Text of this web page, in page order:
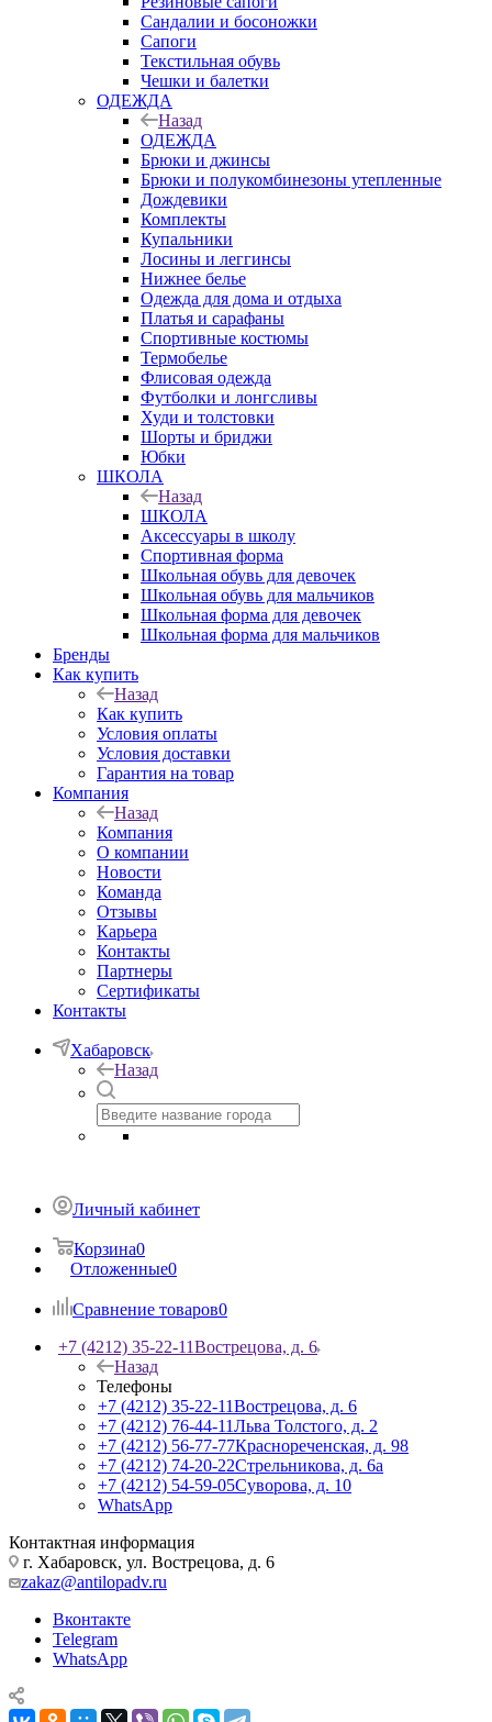
Сандалии и босоножки
Сапоги
Текстильная обувь
Чешки и балетки
ОДЕЖДА
Назад
ОДЕЖДА
Брюки и джинсы
Брюки и полукомбинезоны утепленные
Дождевики
Комплекты
Купальники
Лосины и леггинсы
Нижнее белье
Одежда для дома и отдыха
Платья и сарафаны
Спортивные костюмы
Термобелье
Флисовая одежда
Футболки и лонгсливы
Худи и толстовки
Шорты и бриджи
Юбки
ШКОЛА
Назад
ШКОЛА
Аксессуары в школу
Спортивная форма
Школьная обувь для девочек
Школьная обувь для мальчиков
Школьная форма для девочек
Школьная форма для мальчиков
Бренды
Как купить
Назад
Как купить
Условия оплаты
Условия доставки
Гарантия на товар
Компания
Назад
Компания
О компании
Новости
Команда
Отзывы
Карьера
Контакты
Партнеры
Сертификаты
Контакты
Хабаровск
Назад
Личный кабинет
Корзина0
Отложенные0
Сравнение товаров0
+7 (4212) 35-22-11Вострецова, д. 6
Назад
Телефоны
+7 (4212) 35-22-11Вострецова, д. 6
+7 (4212) 76-44-11Льва Толстого, д. 2
+7 (4212) 56-77-77Краснореченская, д. 98
+7 (4212) 74-20-22Стрельникова, д. 6а
+7 (4212) 54-59-05Суворова, д. 10
WhatsApp
Контактная информация
г. Хабаровск, ул. Вострецова, д. 6
zakaz@antilopadv.ru
Вконтакте
Telegram
WhatsApp